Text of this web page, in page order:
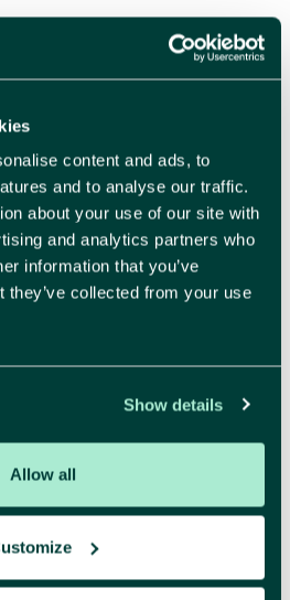
content and ads, to
and to analyse our traffic.
about your use of our site with
and analytics partners who
information that you’ve
they’ve collected from your use
Show details
Allow all
Een merk groeit pas als
brengen wij jouw markt
in kaart. Dat vertalen we
een stevige